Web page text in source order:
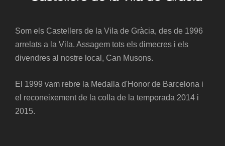
Som els Castellers de la Vila de Gràcia, des de 1996
arrelats a la Vila. Assagem tots els dimecres i els
divendres al nostre local, Can Musons.
El 1999 vam rebre la Medalla d'Honor de Barcelona i
el reconeixement de la colla de la temporada 2014 i
2015.